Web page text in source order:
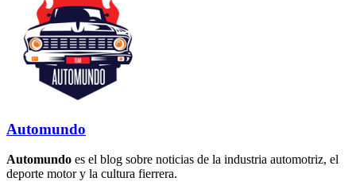
Automundo
Automundo es el blog sobre noticias de la industria automotriz, el
deporte motor y la cultura fierrera.